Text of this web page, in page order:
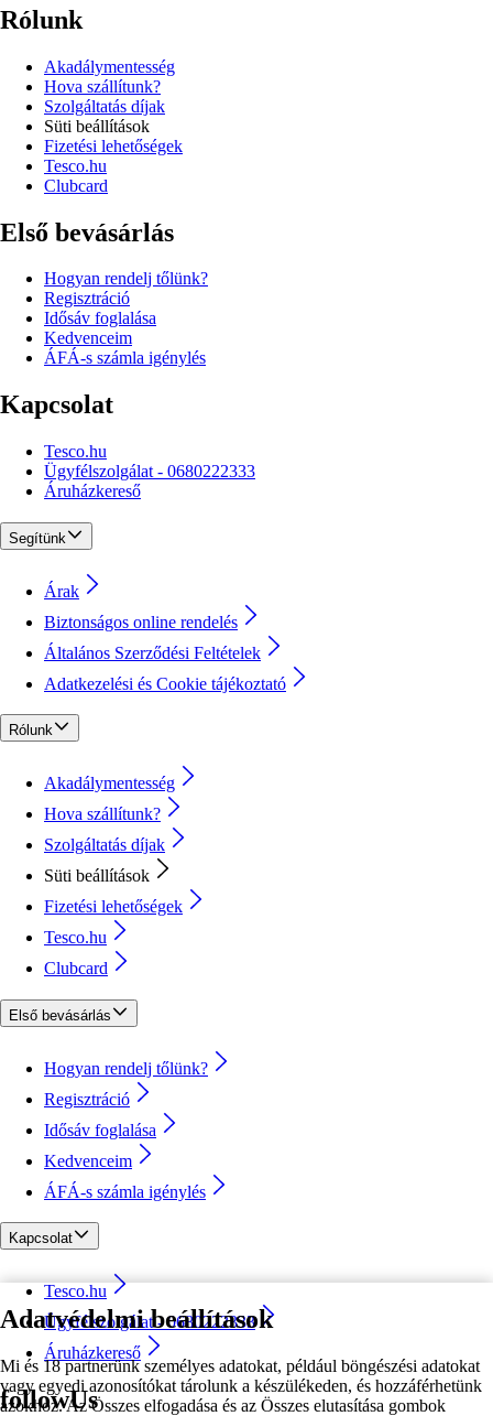
Adatvédelmi beállítások
Mi és 18 partnerünk személyes adatokat, például böngészési adatokat
vagy egyedi azonosítókat tárolunk a készülékeden, és hozzáférhetünk
azokhoz. Az Összes elfogadása és az Összes elutasítása gombok
Rólunk
Akadálymentesség
Hova szállítunk?
Szolgáltatás díjak
Süti beállítások
Fizetési lehetőségek
Tesco.hu
Clubcard
Első bevásárlás
Hogyan rendelj tőlünk?
Regisztráció
Idősáv foglalása
Kedvenceim
ÁFÁ-s számla igénylés
Kapcsolat
Tesco.hu
Ügyfélszolgálat - 0680222333
Áruházkereső
Segítünk
Árak
Biztonságos online rendelés
Általános Szerződési Feltételek
Adatkezelési és Cookie tájékoztató
Rólunk
Akadálymentesség
Hova szállítunk?
Szolgáltatás díjak
Süti beállítások
Fizetési lehetőségek
Tesco.hu
Clubcard
Első bevásárlás
Hogyan rendelj tőlünk?
Regisztráció
Idősáv foglalása
Kedvenceim
ÁFÁ-s számla igénylés
Kapcsolat
Tesco.hu
Ügyfélszolgálat - 0680222333
Áruházkereső
followUs